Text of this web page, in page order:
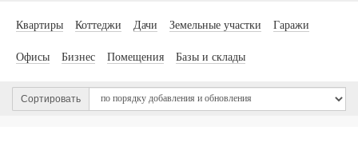
Квартиры Коттеджи Дачи Земельные участки Гаражи
Офисы Бизнес Помещения Базы и склады
Сортировать